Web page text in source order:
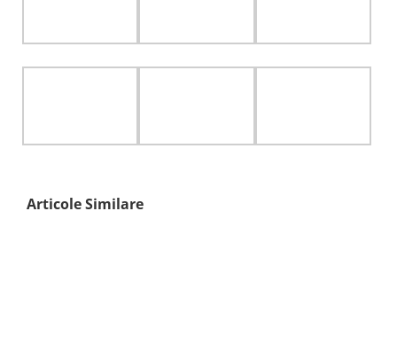
Articole Similare